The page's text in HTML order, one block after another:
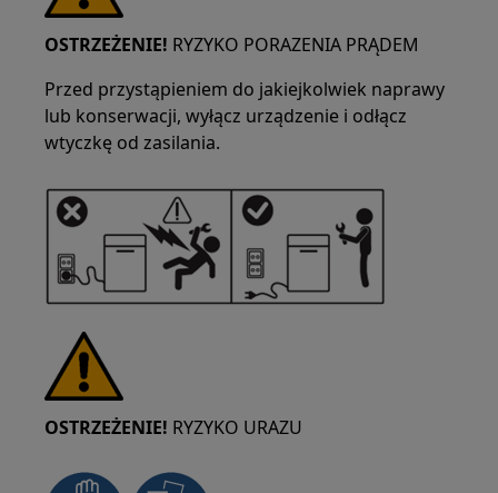
OSTRZEŻENIE! RYZYKO PORAZENIA PRĄDEM
Przed przystąpieniem do jakiejkolwiek naprawy
lub konserwacji, wyłącz urządzenie i odłącz
wtyczkę od zasilania.
OSTRZEŻENIE! RYZYKO URAZU